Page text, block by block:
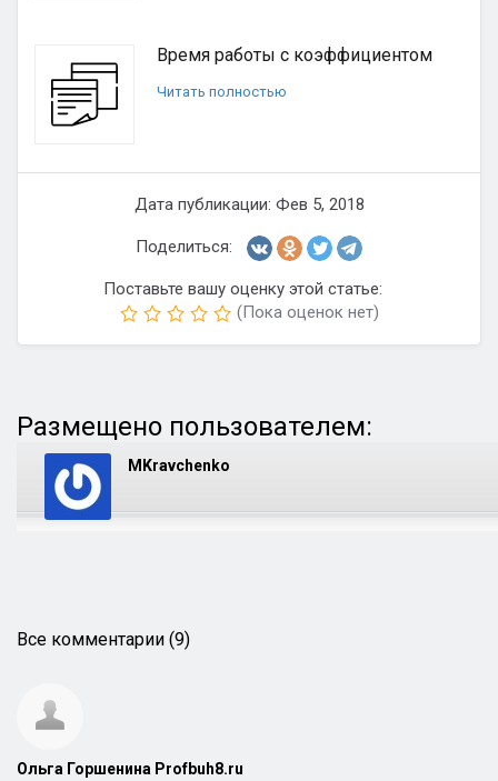
Время работы с коэффициентом
Читать полностью
Дата публикации: Фев 5, 2018
Поделиться:
Поставьте вашу оценку этой статье:
(Пока оценок нет)
Размещено пользователем:
MKravchenko
Все комментарии (9)
Ольга Горшенина Profbuh8.ru